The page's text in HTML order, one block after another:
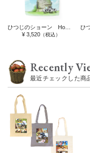
¥ 3,520 （税込）
Recently
最近チェックした商